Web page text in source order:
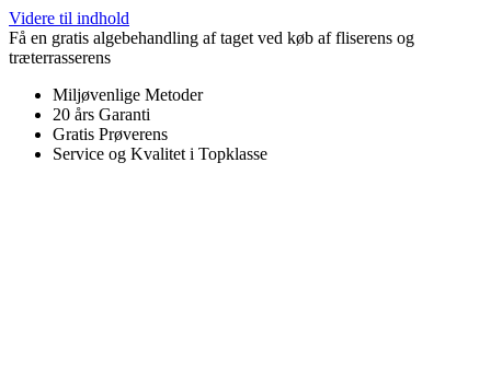
Videre til indhold
Få en gratis algebehandling af taget ved køb af fliserens og
træterrasserens
Miljøvenlige Metoder
20 års Garanti
Gratis Prøverens
Service og Kvalitet i Topklasse